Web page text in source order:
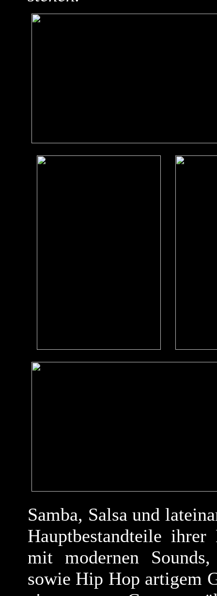
Samba, Salsa und
Hauptbestandteile
mit modernen
sowie Hip Hop artigem